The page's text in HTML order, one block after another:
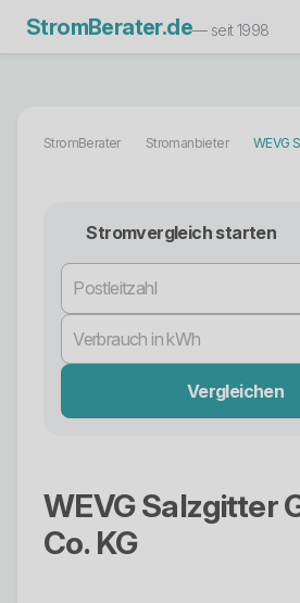
StromBerater.de— seit 1998
StromBerater Stromanbieter WEVG
Stromvergleich starten
Vergleichen
WEVG Salzgitter
Co. KG